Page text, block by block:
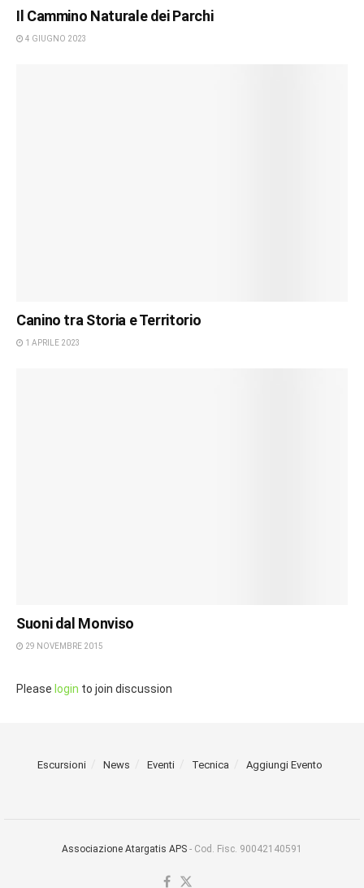
Il Cammino Naturale dei Parchi
4 GIUGNO 2023
Canino tra Storia e Territorio
1 APRILE 2023
Suoni dal Monviso
29 NOVEMBRE 2015
Please login to join discussion
Escursioni News Eventi Tecnica Aggiungi Evento
Associazione Atargatis APS - Cod. Fisc. 90042140591